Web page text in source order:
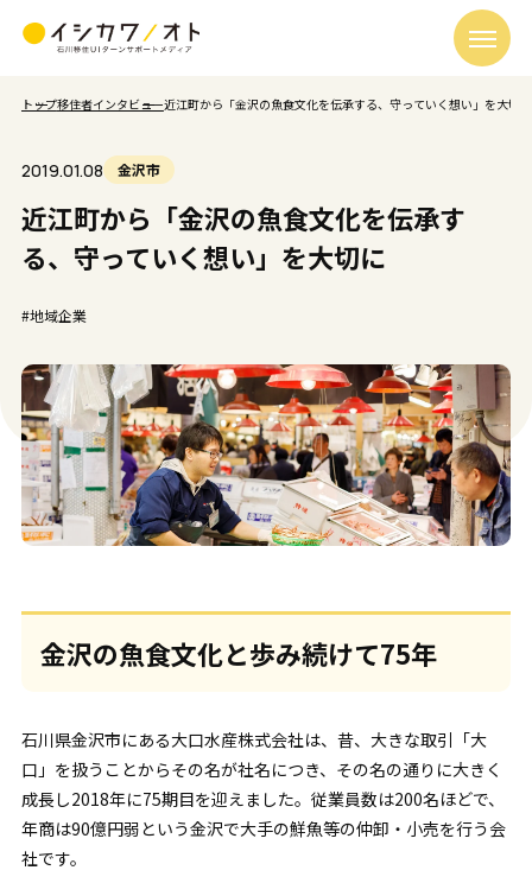
トップ移住者インタビュー近江町から「金沢の魚食文化を伝承する、守っていく想い」を大切に
2019.01.08 金沢市
近江町から「金沢の魚食文化を伝承す
る、守っていく想い」を大切に
#地域企業
金沢の魚食文化と歩み続けて75年
石川県金沢市にある大口水産株式会社は、昔、大きな取引「大
口」を扱うことからその名が社名につき、その名の通りに大きく
成長し2018年に75期目を迎えました。従業員数は200名ほどで、
年商は90億円弱という金沢で大手の鮮魚等の仲卸・小売を行う会
社です。